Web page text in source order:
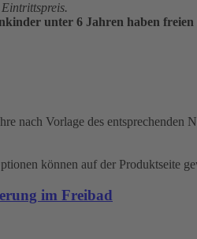
unter 6 Jahren haben
nach Vorlage des entsprechenden
können auf der Produktseite
im Freibad